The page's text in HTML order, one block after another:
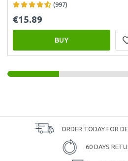
(997)
€15.89
BUY
ORDER TODAY FOR
60 DAYS